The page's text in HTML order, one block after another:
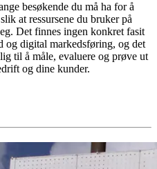
besøkende du må ha for å
at ressursene du bruker på
Det finnes ingen konkret fasit
og digital markedsføring, og det
til å måle, evaluere og prøve ut
og dine kunder.